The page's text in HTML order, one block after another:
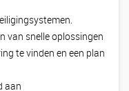
van snelle oplossingen
te vinden en een plan
aan